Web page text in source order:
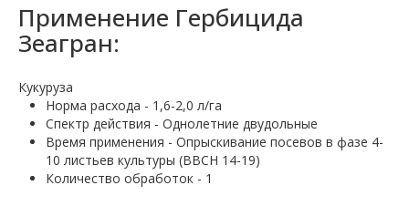
Применение Гербицида
Зеагран:
Кукуруза
Норма расхода - 1,6-2,0 л/га
Спектр действия - Однолетние двудольные
Время применения - Опрыскивание посевов в фазе 4-
10 листьев культуры (ВВСН 14-19)
Количество обработок - 1